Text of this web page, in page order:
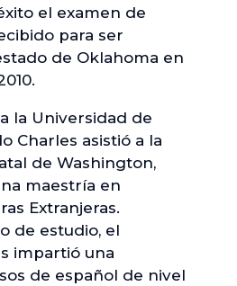
el examen de
para ser
de Oklahoma en
la Universidad de
Charles asistió a la
de Washington,
maestría en
Extranjeras.
de estudio, el
impartió una
de español de nivel